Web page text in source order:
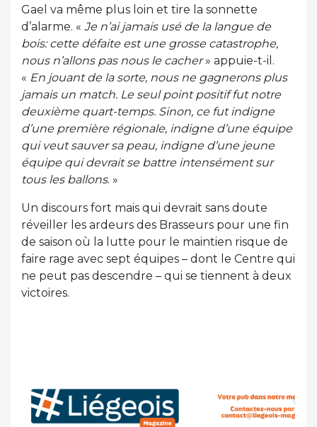
Gael va même plus loin et tire la sonnette
d’alarme. « Je n’ai jamais usé de la langue de
bois: cette défaite est une grosse catastrophe,
nous n’allons pas nous le cacher» appuie-t-il.
« En jouant de la sorte, nous ne gagnerons plus
jamais un match. Le seul point positif fut notre
deuxième quart-temps. Sinon, ce fut indigne
d’une première régionale, indigne d’une équipe
qui veut sauver sa peau, indigne d’une jeune
équipe qui devrait se battre intensément sur
tous les ballons. »
Un discours fort mais qui devrait sans doute
réveiller les ardeurs des Brasseurs pour une fin
de saison où la lutte pour le maintien risque de
faire rage avec sept équipes – dont le Centre qui
ne peut pas descendre – qui se tiennent à deux
victoires.